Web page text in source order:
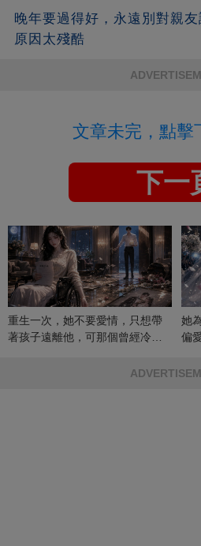
晚年要過得好，永遠別對親
原因太殘酷
文章未完，點擊
下一
重生一次，她不要愛情，只想帶
著孩子遠離他，可那個曾經冷漠
她
偏